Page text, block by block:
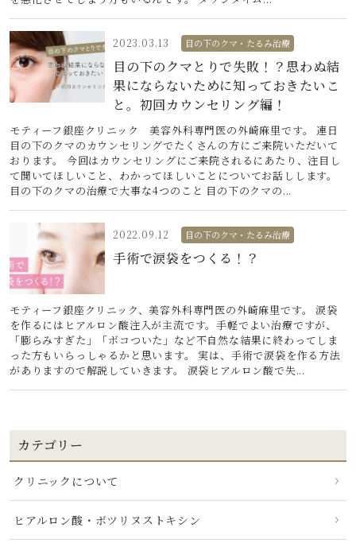
2023.03.13 目の下のクマ・たるみ治療
目の下のクマとりで失敗！？思わぬ結
果にならないために知っておきたいこ
と。初回カウンセリング編！
モティーフ銀座クリニック 美容外科専門医の外崎麻里です。 連日
目の下のクマのカウンセリングでたくさんの方にご来院いただいて
おります。 今回はカウンセリングにご来院されるにあたり、注目し
て聞いてほしいこと、わかってほしいことについてお話しします。
目の下のクマの治療で大事な4つのこと 目の下のクマの...
2022.09.12 目の下のクマ・たるみ治療
手術で涙袋をつくる！？
モティーフ銀座クリニック、美容外科専門医の外崎麻里です。 涙袋
を作るにはヒアルロン酸注入が主流です。手軽でよい治療ですが、
「膨らみすぎた」「ボコついた」など不自然な結果に終わってしま
った方もいらっしゃるかと思います。 実は、手術で涙袋を作る方法
がありますので解説していきます。 涙袋ヒアルロン酸で失...
カテゴリー
クリニックについて
ヒアルロン酸・ボツリヌストキシン